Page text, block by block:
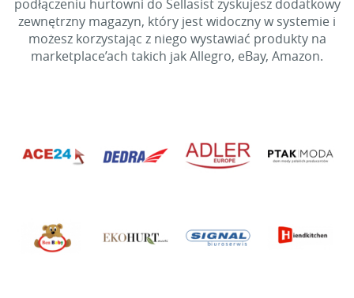
podłączeniu hurtowni do Sellasist zyskujesz dodatkowy
zewnętrzny magazyn, który jest widoczny w systemie i
możesz korzystając z niego wystawiać produkty na
marketplace’ach takich jak Allegro, eBay, Amazon.